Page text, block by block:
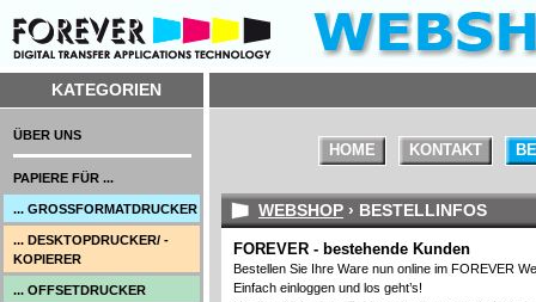
KATEGORIEN
HOME KONTAKT
WEBSHOP › BESTELLINFOS
FOREVER - bestehende Kunden
Bestellen Sie Ihre Ware nun online im FOREVER
Einfach einloggen und los geht’s!
ÜBER UNS
PAPIERE FÜR ...
... GROSSFORMATDRUCKER
... DESKTOPDRUCKER/ -
KOPIERER
... OFFSETDRUCKER